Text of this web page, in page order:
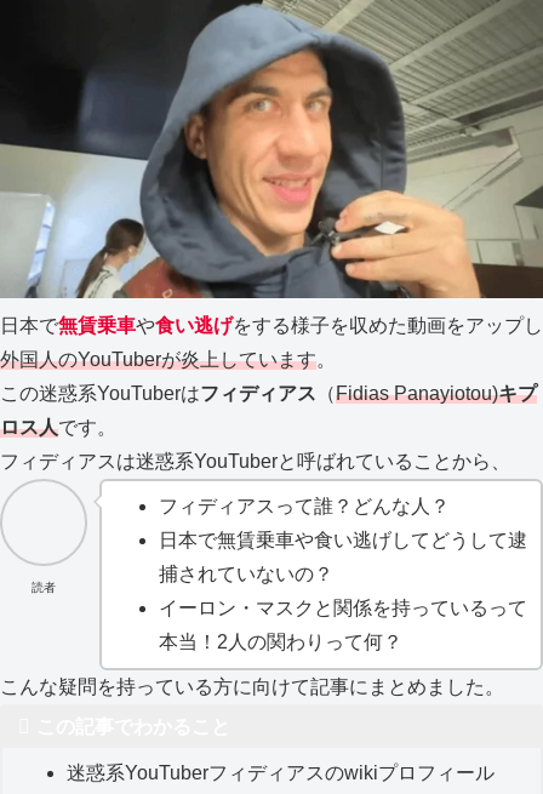
日本で無賃乗車や食い逃げをする様子を収めた動画をアップし
外国人のYouTuberが炎上しています。
この迷惑系YouTuberはフィディアス （Fidias Panayiotou)キプ
ロス人です。
フィディアスは迷惑系YouTuberと呼ばれていることから、
読者
フィディアスって誰？どんな人？
日本で無賃乗車や食い逃げしてどうして逮
捕されていないの？
イーロン・マスクと関係を持っているって
本当！2人の関わりって何？
こんな疑問を持っている方に向けて記事にまとめました。
迷惑系YouTuberフィディアスのwikiプロフィール